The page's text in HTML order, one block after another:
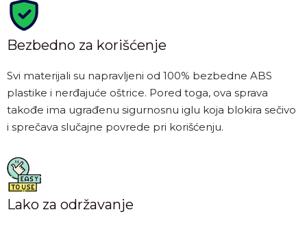
Bezbedno za korišćenje
Svi materijali su napravljeni od 100% bezbedne ABS
plastike i nerđajuće oštrice. Pored toga, ova sprava
takođe ima ugrađenu sigurnosnu iglu koja blokira sečivo
i sprečava slučajne povrede pri korišćenju.
Lako za održavanje